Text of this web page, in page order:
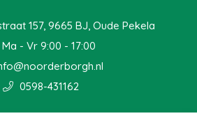
157, 9665 BJ, Oude Pekela
Ma - Vr 9:00 - 17:00
0598-431162